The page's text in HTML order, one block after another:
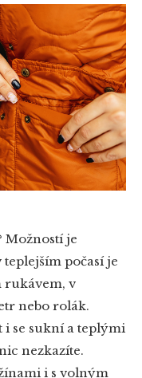
Možností je
teplejším počasí je
rukávem, v
nebo rolák.
i se sukní a teplými
nezkazíte.
i s volným